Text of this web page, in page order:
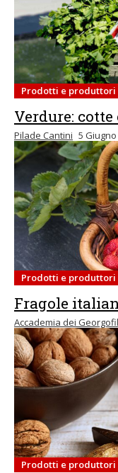
Prodotti e produttori
Verdure: cotte
Pilade Cantini 5 Giugno
Prodotti e produttori
Fragole
Accademia dei
Prodotti e produttori